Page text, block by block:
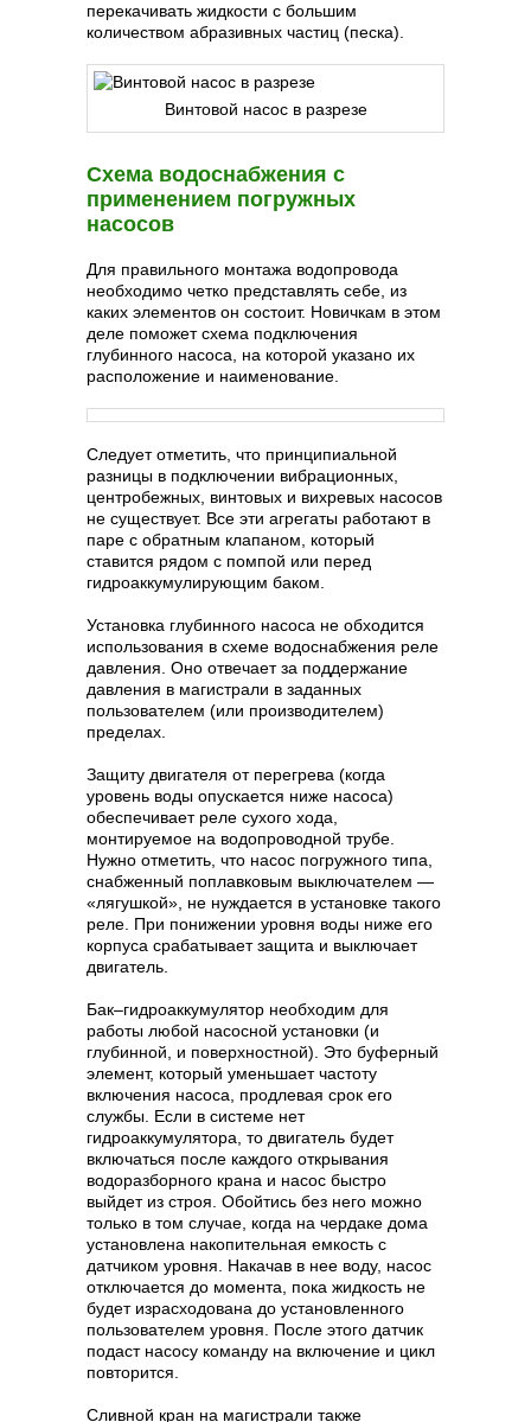
перекачивать жидкости с большим
количеством абразивных частиц (песка).
Винтовой насос в разрезе
Схема водоснабжения с
применением погружных
насосов
Для правильного монтажа водопровода
необходимо четко представлять себе, из
каких элементов он состоит. Новичкам в этом
деле поможет схема подключения
глубинного насоса, на которой указано их
расположение и наименование.
Следует отметить, что принципиальной
разницы в подключении вибрационных,
центробежных, винтовых и вихревых насосов
не существует. Все эти агрегаты работают в
паре с обратным клапаном, который
ставится рядом с помпой или перед
гидроаккумулирующим баком.
Установка глубинного насоса не обходится
использования в схеме водоснабжения реле
давления. Оно отвечает за поддержание
давления в магистрали в заданных
пользователем (или производителем)
пределах.
Защиту двигателя от перегрева (когда
уровень воды опускается ниже насоса)
обеспечивает реле сухого хода,
монтируемое на водопроводной трубе.
Нужно отметить, что насос погружного типа,
снабженный поплавковым выключателем —
«лягушкой», не нуждается в установке такого
реле. При понижении уровня воды ниже его
корпуса срабатывает защита и выключает
двигатель.
Бак–гидроаккумулятор необходим для
работы любой насосной установки (и
глубинной, и поверхностной). Это буферный
элемент, который уменьшает частоту
включения насоса, продлевая срок его
службы. Если в системе нет
гидроаккумулятора, то двигатель будет
включаться после каждого открывания
водоразборного крана и насос быстро
выйдет из строя. Обойтись без него можно
только в том случае, когда на чердаке дома
установлена накопительная емкость с
датчиком уровня. Накачав в нее воду, насос
отключается до момента, пока жидкость не
будет израсходована до установленного
пользователем уровня. После этого датчик
подаст насосу команду на включение и цикл
повторится.
Сливной кран на магистрали также